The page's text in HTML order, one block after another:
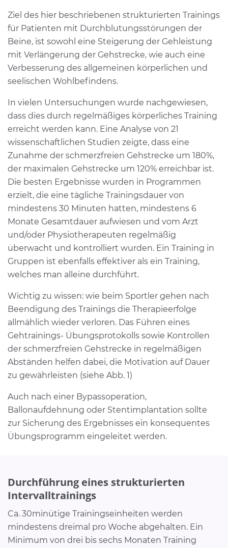
Ziel des hier beschriebenen strukturierten Trainings
für Patienten mit Durchblutungsstörungen der
Beine, ist sowohl eine Steigerung der Gehleistung
mit Verlängerung der Gehstrecke, wie auch eine
Verbesserung des allgemeinen körperlichen und
seelischen Wohlbefindens.
In vielen Untersuchungen wurde nachgewiesen,
dass dies durch regelmäßiges körperliches Training
erreicht werden kann. Eine Analyse von 21
wissenschaftlichen Studien zeigte, dass eine
Zunahme der schmerzfreien Gehstrecke um 180%,
der maximalen Gehstrecke um 120% erreichbar ist.
Die besten Ergebnisse wurden in Programmen
erzielt, die eine tägliche Trainingsdauer von
mindestens 30 Minuten hatten, mindestens 6
Monate Gesamtdauer aufwiesen und vom Arzt
und/oder Physiotherapeuten regelmäßig
überwacht und kontrolliert wurden. Ein Training in
Gruppen ist ebenfalls effektiver als ein Training,
welches man alleine durchführt.
Wichtig zu wissen: wie beim Sportler gehen nach
Beendigung des Trainings die Therapieerfolge
allmählich wieder verloren. Das Führen eines
Gehtrainings- Übungsprotokolls sowie Kontrollen
der schmerzfreien Gehstrecke in regelmäßigen
Abständen helfen dabei, die Motivation auf Dauer
zu gewährleisten (siehe Abb. 1)
Auch nach einer Bypassoperation,
Ballonaufdehnung oder Stentimplantation sollte
zur Sicherung des Ergebnisses ein konsequentes
Übungsprogramm eingeleitet werden.
Durchführung eines strukturierten
Intervalltrainings
Ca. 30minütige Trainingseinheiten werden
mindestens dreimal pro Woche abgehalten. Ein
Minimum von drei bis sechs Monaten Training